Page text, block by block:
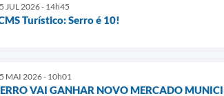
JUL 2026 - 14h45
Turístico: Serro é 10!
MAI 2026 - 10h01
VAI GANHAR NOVO MERCADO